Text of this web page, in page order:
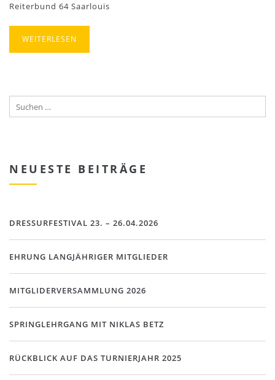
Reiterbund 64 Saarlouis
WEITERLESEN
NEUESTE BEITRÄGE
DRESSURFESTIVAL 23. – 26.04.2026
EHRUNG LANGJÄHRIGER MITGLIEDER
MITGLIDERVERSAMMLUNG 2026
SPRINGLEHRGANG MIT NIKLAS BETZ
RÜCKBLICK AUF DAS TURNIERJAHR 2025